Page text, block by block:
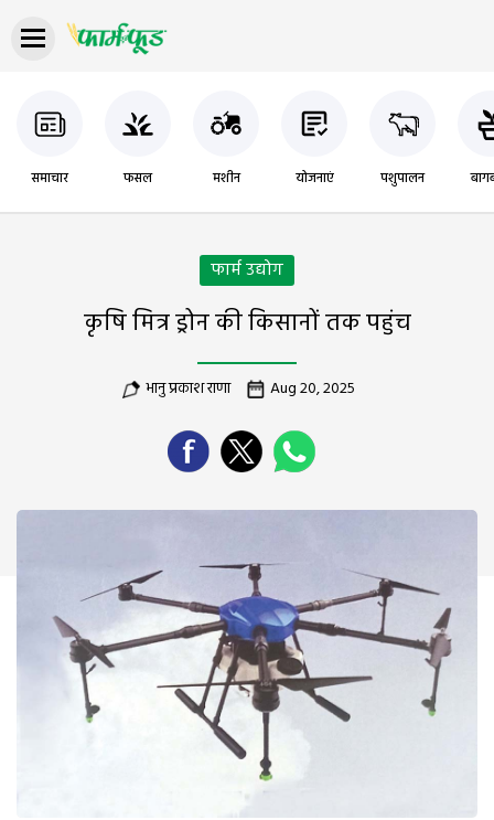
समाचार फसल मशीन योजनाएं पशुपालन
फार्म उद्योग
कृषि मित्र ड्रोन की किसानों तक पहुंच
भानु प्रकाश राणा Aug 20, 2025